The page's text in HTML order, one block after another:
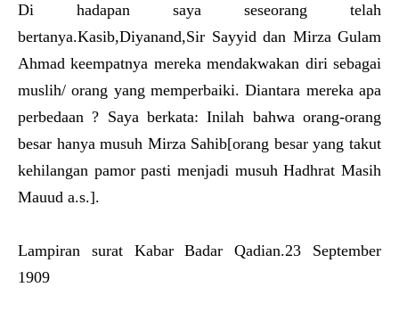
Di hadapan saya seseorang telah
bertanya.Kasib,Diyanand,Sir Sayyid dan Mirza Gulam
Ahmad keempatnya mereka mendakwakan diri sebagai
muslih/ orang yang memperbaiki. Diantara mereka apa
perbedaan ? Saya berkata: Inilah bahwa orang-orang
besar hanya musuh Mirza Sahib[orang besar yang takut
kehilangan pamor pasti menjadi musuh Hadhrat Masih
Mauud a.s.].
Lampiran surat Kabar Badar Qadian.23 September
1909